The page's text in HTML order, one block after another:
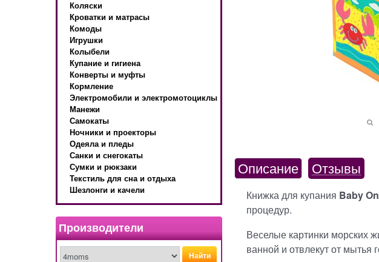
Коляски
Кроватки и матрасы
Комоды
Игрушки
Колыбели
Купание и гигиена
Конверты и муфты
Кормление
Электромобили и электромотоциклы
Манежи
Самокаты
Ночники и проекторы
Одеяла и пледы
Санки и снегокаты
Сумки и рюкзаки
Текстиль для сна и отдыха
Шезлонги и качели
Производители
Найти
Описание Отзывы
Книжка для купания Baby
процедур.
Веселые картинки морских
ванной и отвлекут от мытья